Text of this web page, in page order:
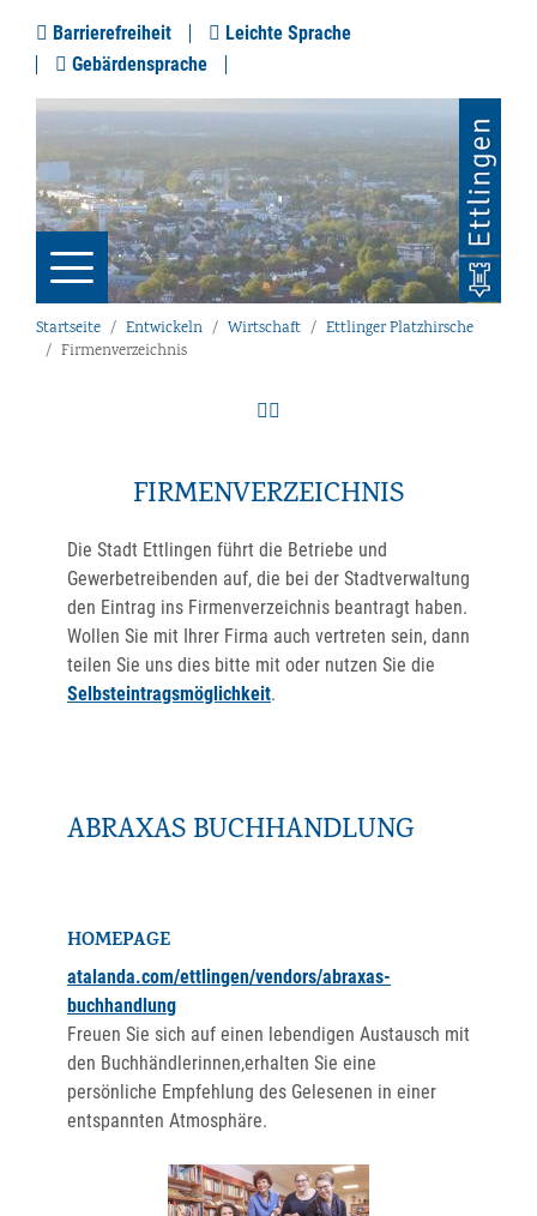
Barrierefreiheit
Leichte Sprache
Gebärdensprache
Startseite Entwickeln Wirtschaft
Ettlinger Platzhirsche
Firmenverzeichnis
FIRMENVERZEICHNIS
Die Stadt Ettlingen führt die Betriebe und
Gewerbetreibenden auf, die bei der Stadtverwaltung
den Eintrag ins Firmenverzeichnis beantragt haben.
Wollen Sie mit Ihrer Firma auch vertreten sein, dann
teilen Sie uns dies bitte mit oder nutzen Sie die
Selbsteintragsmöglichkeit.
ABRAXAS BUCHHANDLUNG
HOMEPAGE
atalanda.com/ettlingen/vendors/abraxas-
buchhandlung
Freuen Sie sich auf einen lebendigen Austausch mit
den Buchhändlerinnen,erhalten Sie eine
persönliche Empfehlung des Gelesenen in einer
entspannten Atmosphäre.